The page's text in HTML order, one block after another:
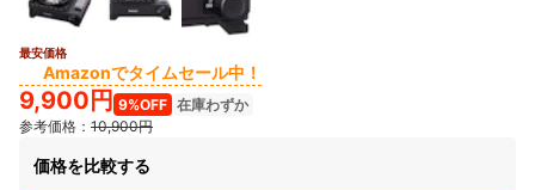
最安価格
Amazonでタイムセール中！
9,900円 9%OFF 在庫わずか
参考価格： 10,900円
価格を比較する